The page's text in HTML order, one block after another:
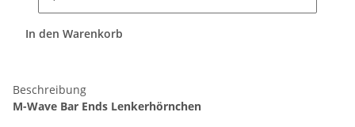
In den Warenkorb
Beschreibung
M-Wave Bar Ends Lenkerhörnchen